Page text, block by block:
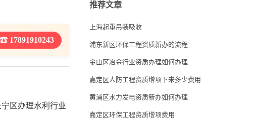
☎ 17891910243
区办理水利行业
推荐文章
上海起重吊装吸收
浦东新区环保工程资质新办的流程
金山区冶金行业资质办理如何办理
嘉定区人防工程资质增项下来多少费用
黄浦区水力发电资质新办如何办理
嘉定区环保工程资质增项费用